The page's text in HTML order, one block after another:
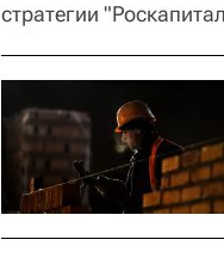
стратегии